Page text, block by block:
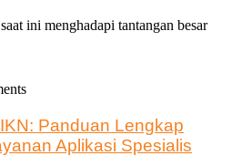
ini menghadapi tantangan besar
Panduan Lengkap
Aplikasi Spesialis